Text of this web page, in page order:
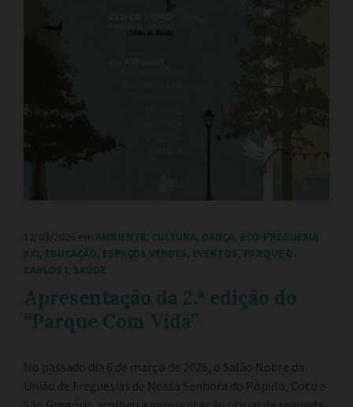
12/03/2026 em AMBIENTE, CULTURA, DANÇA, ECO-FREGUESIA
XXI, EDUCAÇÃO, ESPAÇOS VERDES, EVENTOS, PARQUE D.
CARLOS I, SAÚDE
Apresentação da 2.ª edição do
“Parque Com Vida”
No passado dia 6 de março de 2026, o Salão Nobre da
União de Freguesias de Nossa Senhora do Pópulo, Coto e